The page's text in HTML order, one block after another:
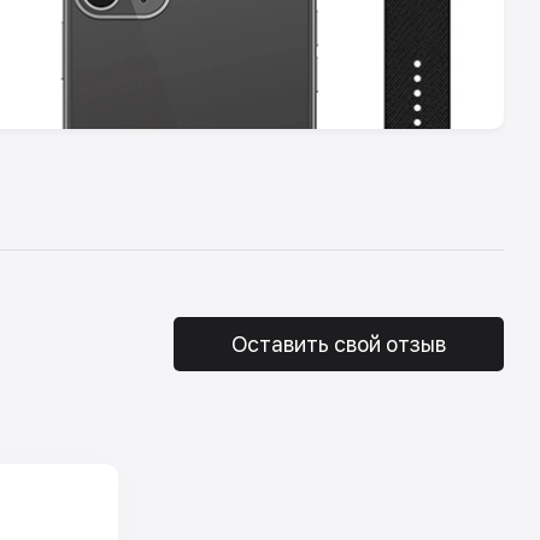
Оставить свой отзыв